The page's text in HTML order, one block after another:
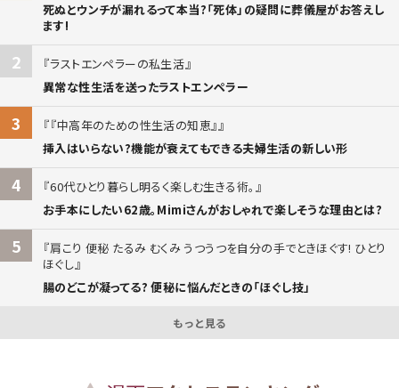
死ぬとウンチが漏れるって本当?「死体」の疑問に葬儀屋がお答えし
ます!
2
ラストエンペラーの私生活
異常な性生活を送ったラストエンペラー
3
『中高年のための性生活の知恵』
挿入はいらない?機能が衰えてもできる夫婦生活の新しい形
4
60代ひとり暮らし明るく楽しむ生きる術。
お手本にしたい62歳。Mimiさんがおしゃれで楽しそうな理由とは?
5
肩こり 便秘 たるみ むくみ うつうつを自分の手でときほぐす! ひとり
ほぐし
腸のどこが凝ってる? 便秘に悩んだときの「ほぐし技」
もっと見る